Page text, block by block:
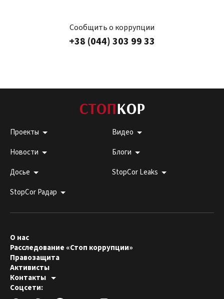
Сообщить о коррупции
+38 (044) 303 99 33
Проекты
Видео
Новости
Блоги
Досье
StopCor Leaks
StopCor Радар
О нас
Расследование «Стоп коррупции»
Правозащита
Активисты
Контакты
Горячая линия:
Редакция СтопКора:
Соцсети: